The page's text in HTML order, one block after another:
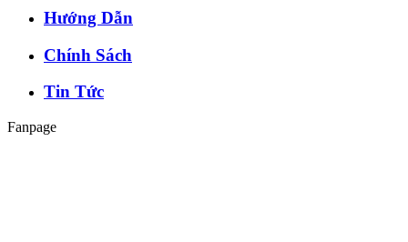
Hướng Dẫn
Chính Sách
Tin Tức
Fanpage